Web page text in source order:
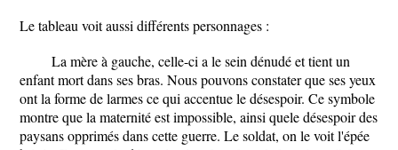
Le tableau voit aussi différents personnages :
La mère à gauche, celle-ci a le sein dénudé et tient un
enfant mort dans ses bras. Nous pouvons constater que ses yeux
ont la forme de larmes ce qui accentue le désespoir. Ce symbole
montre que la maternité est impossible, ainsi quele désespoir des
paysans opprimés dans cette guerre. Le soldat, on le voit l'épée